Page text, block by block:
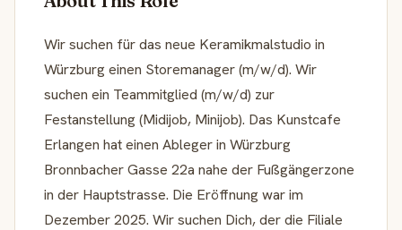
Wir suchen für das neue Keramikmalstudio in
Würzburg einen Storemanager (m/w/d). Wir
suchen ein Teammitglied (m/w/d) zur
Festanstellung (Midijob, Minijob). Das Kunstcafe
Erlangen hat einen Ableger in Würzburg
Bronnbacher Gasse 22a nahe der Fußgängerzone
in der Hauptstrasse. Die Eröffnung war im
Dezember 2025. Wir suchen Dich, der die Filiale